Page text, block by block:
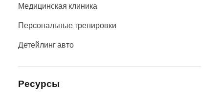
Медицинская клиника
Персональные тренировки
Детейлинг авто
Ресурсы